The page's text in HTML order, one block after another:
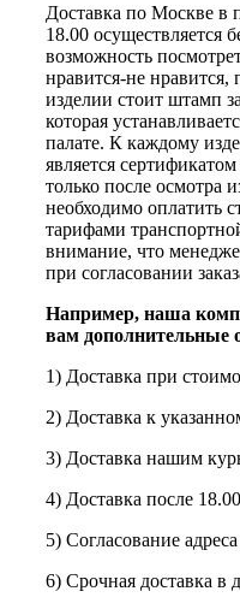
Доставка по Москве в
18.00 осуществляется
возможность
нравится-не
изделии стоит штамп
которая
палате. К каждому
является
только после осмотра
необходимо оплатить
тарифами
внимание, что
при согласовании
Например, наша
вам дополнительные
1) Доставка при
2) Доставка к
3) Доставка нашим
4) Доставка после 18.00
5) Согласование
6) Срочная доставка в